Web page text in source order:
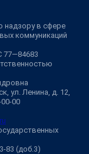
надзору в сфере
коммуникаций
ул. Ленина, д. 12,
00
83 (доб.3)